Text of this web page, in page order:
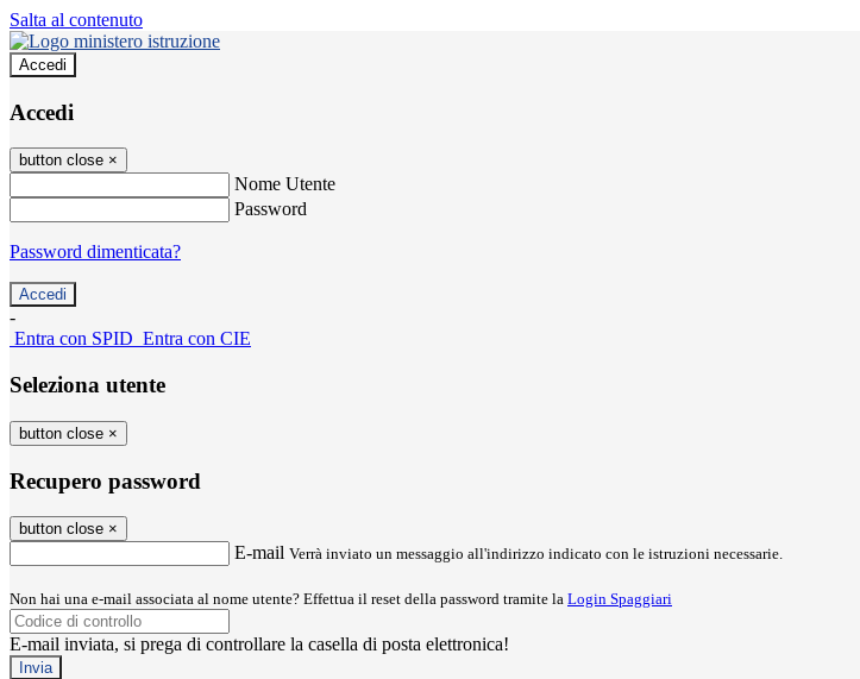
Salta al contenuto
Accedi
Accedi
button close ×
Nome Utente
Password
Password dimenticata?
-
Entra con SPID Entra con CIE
Seleziona utente
button close ×
Recupero password
button close ×
E-mail Verrà inviato un messaggio all'indirizzo indicato con le istruzioni necessarie.
Non hai una e-mail associata al nome utente? Effettua il reset della password tramite la Login Spaggiari
E-mail inviata, si prega di controllare la casella di posta elettronica!